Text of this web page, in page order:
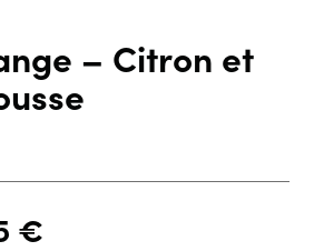
– Citron et
€